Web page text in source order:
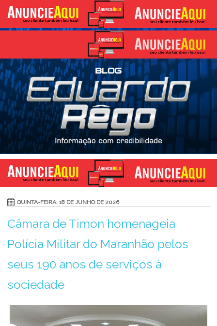
QUINTA-FEIRA, 18 DE JUNHO DE 2026
Câmara de Timon homenageia
Polícia Militar do Maranhão pelos
seus 190 anos de serviços à
sociedade